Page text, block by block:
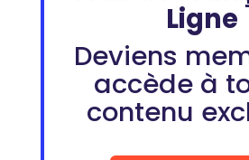
Ligne
Deviens
accède à
contenu